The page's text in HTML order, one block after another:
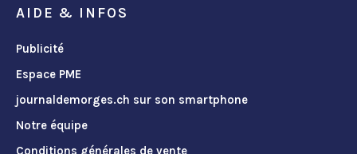
AIDE & INFOS
Publicité
Espace PME
journaldemorges.ch sur son smartphone
Notre équipe
Conditions générales de vente